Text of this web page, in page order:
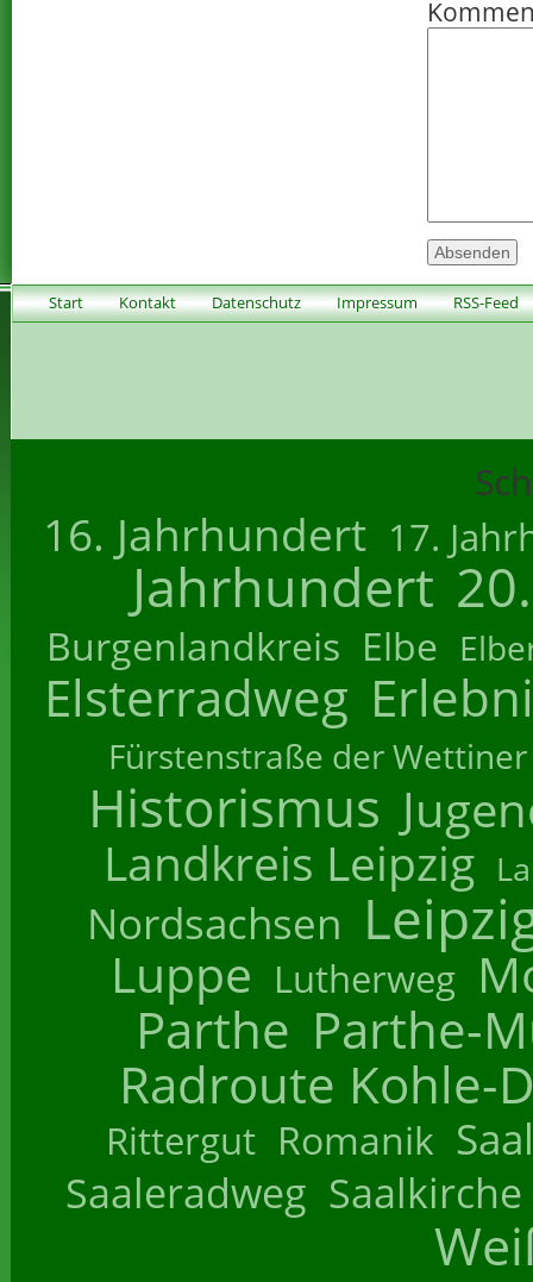
Start Kontakt Datenschutz Impressum RSS-Feed
16. Jahrhundert 17.
Jahrhundert
Burgenlandkreis Elbe
Elsterradweg
Fürstenstraße der Wettiner
Historismus
Landkreis Leipzig
Nordsachsen
Luppe Lutherweg
Parthe Parthe-
Radroute Kohle-
Rittergut Romanik
Saaleradweg Saalkirche